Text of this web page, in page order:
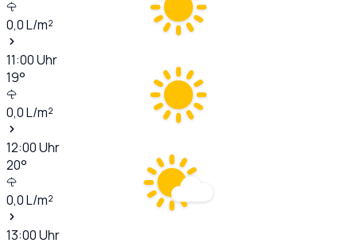
0,0L/m²
11:00Uhr
19°
0,0L/m²
12:00Uhr
20°
0,0L/m²
13:00Uhr